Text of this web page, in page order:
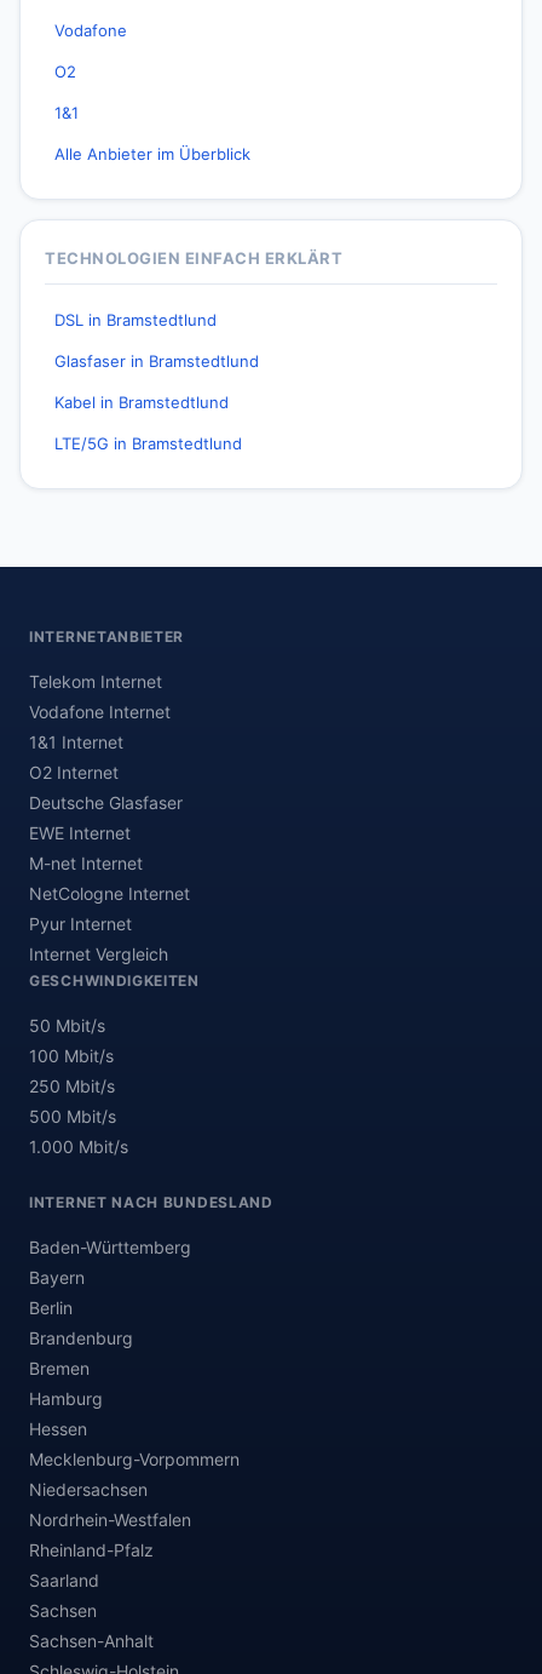
Vodafone
O2
1&1
Alle Anbieter im Überblick
TECHNOLOGIEN EINFACH ERKLÄRT
DSL in Bramstedtlund
Glasfaser in Bramstedtlund
Kabel in Bramstedtlund
LTE/5G in Bramstedtlund
INTERNETANBIETER
Telekom Internet
Vodafone Internet
1&1 Internet
O2 Internet
Deutsche Glasfaser
EWE Internet
M-net Internet
NetCologne Internet
Pyur Internet
Internet Vergleich
GESCHWINDIGKEITEN
50 Mbit/s
100 Mbit/s
250 Mbit/s
500 Mbit/s
1.000 Mbit/s
INTERNET NACH BUNDESLAND
Baden-Württemberg
Bayern
Berlin
Brandenburg
Bremen
Hamburg
Hessen
Mecklenburg-Vorpommern
Niedersachsen
Nordrhein-Westfalen
Rheinland-Pfalz
Saarland
Sachsen
Sachsen-Anhalt